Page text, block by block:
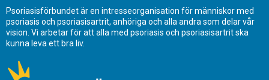
Psoriasisförbundet är en intresseorganisation för människor med
psoriasis och psoriasisartrit, anhöriga och alla andra som delar vår
vision. Vi arbetar för att alla med psoriasis och psoriasisartrit ska
kunna leva ett bra liv.